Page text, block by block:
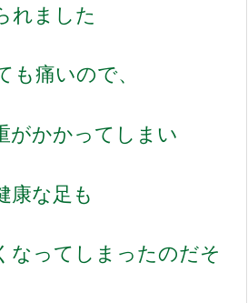
れました
痛いので、
かかってしまい
な足も
ってしまったのだそ